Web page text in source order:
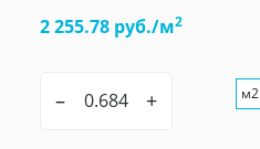
2 255.78 руб./м2
– + м2